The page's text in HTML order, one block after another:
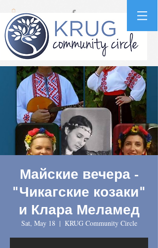
Майские вечера -
"Чикагские козаки"
и Клара Меламед
Sat, May 18
  |
KRUG Community Circle